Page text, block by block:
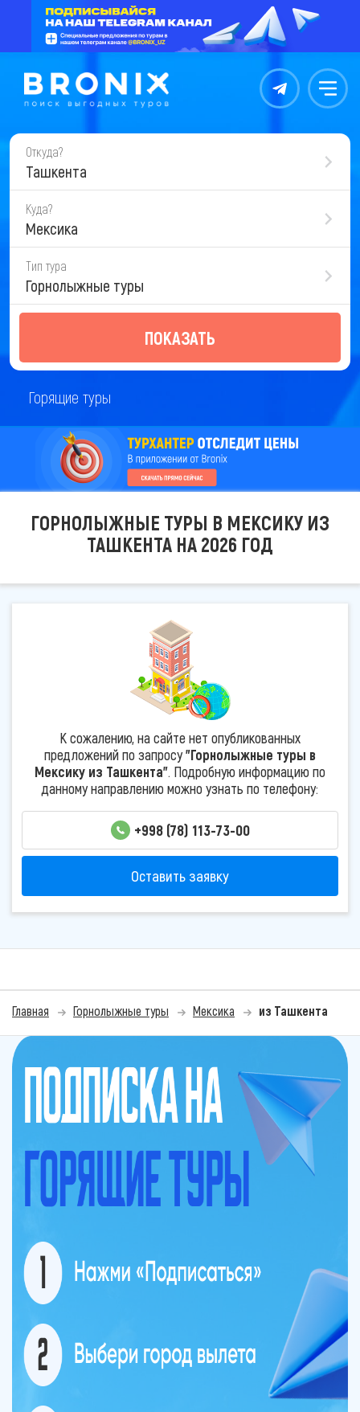
Контакты Меню
Откуда?
Ташкента
Куда?
Мексика
Тип тура
Горнолыжные туры
ПОКАЗАТЬ
Горящие туры
ГОРНОЛЫЖНЫЕ ТУРЫ В МЕКСИКУ ИЗ
ТАШКЕНТА НА 2026 ГОД
К сожалению, на сайте нет опубликованных
предложений по запросу"Горнолыжные туры в
Мексику из Ташкента". Подробную информацию по
данному направлению можно узнать по телефону:
+998 (78) 113-73-00
Оставить заявку
Главная Горнолыжные туры Мексика из Ташкента